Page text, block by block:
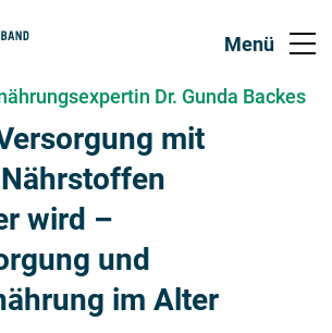
Dr. Gunda Backes
mit
wird –
und
im Alter